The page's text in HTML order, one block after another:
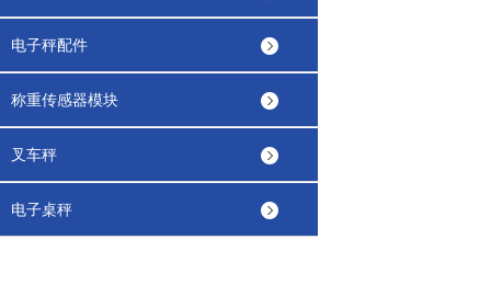
电子秤配件
称重传感器模块
叉车秤
电子桌秤